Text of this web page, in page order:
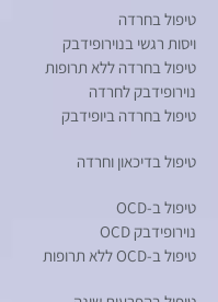
טיפול בחרדה
ויסות רגשי בנוירופידבק
טיפול בחרדה ללא תרופות
נוירופידבק לחרדה
טיפול בחרדה ביופידבק
טיפול בדיכאון וחרדה
טיפול ב-OCD
נוירופידבק OCD
טיפול ב-OCD ללא תרופות